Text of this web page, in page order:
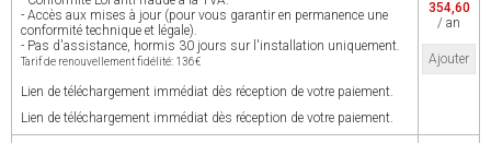
- Accès aux mises à jour (pour vous garantir en permanence une
conformité technique et légale).
- Pas d'assistance, hormis 30 jours sur l'installation uniquement.
Tarif de renouvellement fidélité: 136€
Lien de téléchargement immédiat dès réception de votre paiement.
Lien de téléchargement immédiat dès réception de votre paiement.
354,60
/ an
Ajouter